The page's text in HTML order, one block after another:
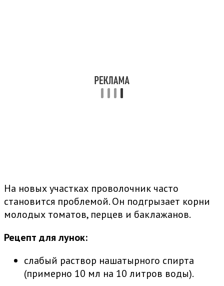
На новых участках проволочник часто
становится проблемой. Он подгрызает корни
молодых томатов, перцев и баклажанов.
Рецепт для лунок:
слабый раствор нашатырного спирта
(примерно 10 мл на 10 литров воды).